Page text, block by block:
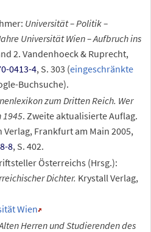
: Universität – Politik –
Universität Wien – Aufbruch ins
2. Vandenhoeck & Ruprecht,
0413-4, S. 303 (eingeschränkte
Buchsuche).
zum Dritten Reich. Wer
1945. Zweite aktualisierte Auflag.
Verlag, Frankfurt am Main 2005,
8, S. 402.
Österreichs (Hrsg.):
Dichter. Krystall Verlag,
Wien
Herren und Studierenden des